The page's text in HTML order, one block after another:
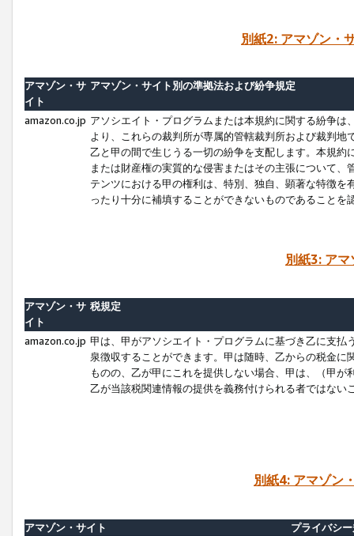
別紙2: アマゾン・
アマゾン・サ
イト
アマゾン・サイト別の準拠法および紛争規定
amazon.co.jp アソシエイト・プログラムまたは本規約に関する紛争
より、これらの裁判所が専属的管轄裁判所および裁判
乙と甲の間で生じうる一切の紛争を支配します。本規
または財産権の実質的な侵害またはその主張について
テンツにおける甲の権利は、特別、独自、顕著な特徴
ったり十分に補填することができないものであることを
別紙3: ア
アマゾン・サ
イト
税規定
amazon.co.jp 甲は、甲がアソシエイト・プログラムに基づき乙に支
泉徴収することができます。甲は随時、乙からの税金
ものの、乙が甲にこれを提供しない場合、甲は、（甲
乙が当該税関連情報の提供を義務付けられる者ではな
別紙4: アマゾン
アマゾン・サイト
プライバシ